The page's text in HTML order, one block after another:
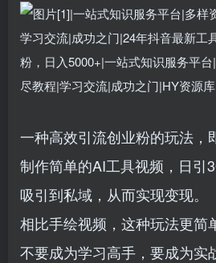
一种高效引流创业粉的玩法，
制作简单的AI工具视频，日引
吸引到私域，从而实现变现。
相比手绘视频，这种玩法更简
不要成为学习高手，要成为实